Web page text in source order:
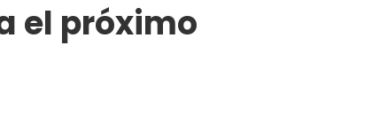
el próximo